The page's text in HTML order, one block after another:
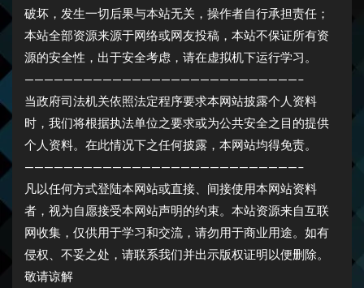
破坏，发生一切后果与本站无关，操作者自行承担责任；
本站全部资源来源于网络或网友投稿，本站不保证所有资
源的安全性，出于安全考虑，请在虚拟机下运行学习。
————————————————————————————–
当政府司法机关依照法定程序要求本网站披露个人资料
时，我们将根据执法单位之要求或为公共安全之目的提供
个人资料。在此情况下之任何披露，本网站均得免责。
————————————————————————————–
凡以任何方式登陆本网站或直接、间接使用本网站资料
者，视为自愿接受本网站声明的约束。本站资源来自互联
网收集，仅供用于学习和交流，请勿用于商业用途。如有
侵权、不妥之处，请联系我们并出示版权证明以便删除。
敬请谅解